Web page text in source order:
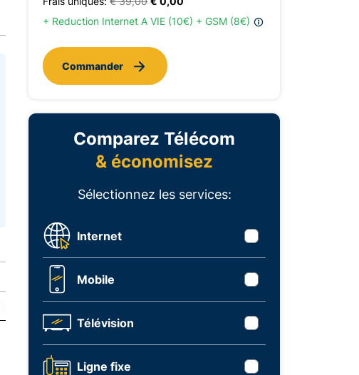
+ Reduction Internet A VIE (10€) + GSM (8€)
Commander
Comparez Télécom
& économisez
Sélectionnez les services:
Internet
Mobile
Télévision
Ligne fixe